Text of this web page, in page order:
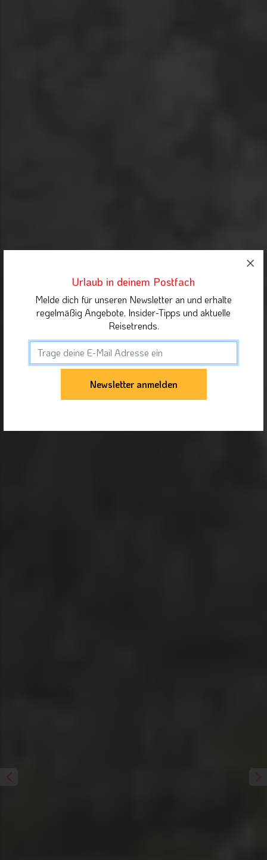
Urlaub in deinem Postfach
Melde dich für unseren Newsletter an und erhalte
regelmäßig Angebote, Insider-Tipps und aktuelle
Reisetrends.